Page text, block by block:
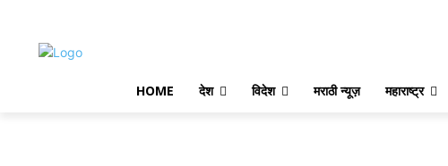
HOME देश विदेश मराठी न्यूज़ महाराष्ट्र